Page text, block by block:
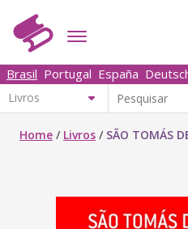
Brasil Portugal España
Home / Livros / SÃO TOMÁS